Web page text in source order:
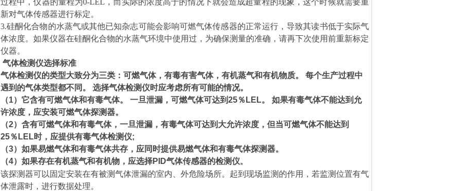
过程中，仪器的量程为0-LEL，而实际的浓度高于的情况下就会造成超量程的现象，这个时候就需要重
新对气体传感器进行标定。
3.硅酮化合物的水蒸气或其他已知杂志可能会影响可燃气体传感器的正常运行，导致其读书低于实际气
体浓度。如果仪器在硅酮化合物的水蒸气环境中使用过，为确保测量的准确，请再下次使用前重新标定
仪器。
气体检测仪选择标准
气体检测仪的类型大致分为三类：可燃气体，有毒有害气体，有机蒸气和有机物质。 每个生产过程中
遇到的气体类型都不同。 选择气体检测仪时应考虑所有可能的情况。
（1） 它含有可燃气体和有毒气体。 一旦泄漏，可燃气体可达到25％LEL。 如果有毒气体不能达到允
许浓度，应安装可燃气体探测器。
（2） 含有可燃气体和有毒气体，一旦泄漏，有毒气体可达到大允许浓度，但当可燃气体不能达到
25％LEL时，应提供有毒气体检测仪;
（3） 如果易燃气体和有毒气体共存，应同时提供易燃气体和有毒气体探测器。
（4） 如果存在有机蒸气和有机物，应选择PID气体传感器的检测仪。
该探测器可以固定安装在有被测气体泄漏的室内、外危险场所。起到现场监测的作用，若监测位置有气
体泄露时，进行数据处理。